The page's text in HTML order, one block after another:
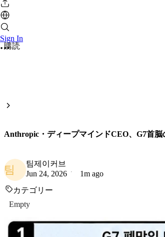
Sign In
購読
Anthropic・ディープマインドCEO、G7首
팀
팀제이커브
Jun 24, 2026
1m ago
カテゴリー
Empty